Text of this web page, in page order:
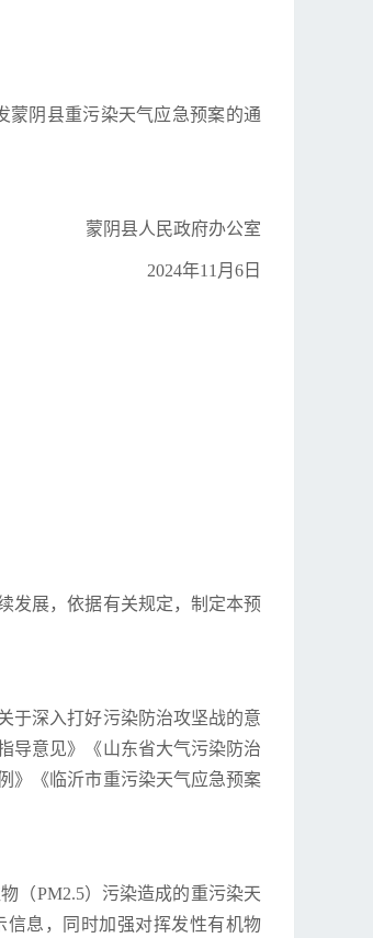
蒙阴县重污染天气应急预案的通
蒙阴县人民政府办公室
2024年11月6日
发展，依据有关规定，制定本预
于深入打好污染防治攻坚战的意
导意见》《山东省大气污染防治
》《临沂市重污染天气应急预案
（PM2.5）污染造成的重污染天
息，同时加强对挥发性有机物